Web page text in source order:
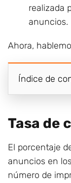
realizada
anuncios.
Ahora,
Índice de
Tasa de
El porcentaje
anuncios en
número de